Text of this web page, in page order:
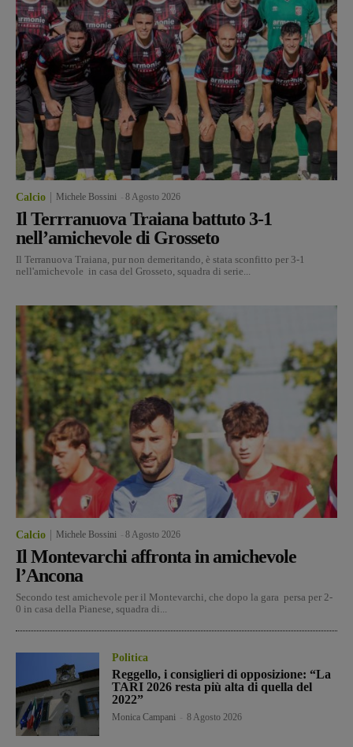
Calcio Michele Bossini 8 Agosto 2026
Il Terrranuova Traiana battuto 3-1
nell’amichevole di Grosseto
Il Terranuova Traiana, pur non demeritando, è stata sconfitto per 3-1
nell'amichevole in casa del Grosseto, squadra di serie...
Calcio Michele Bossini 8 Agosto 2026
Il Montevarchi affronta in amichevole
l’Ancona
Secondo test amichevole per il Montevarchi, che dopo la gara persa per 2-
0 in casa della Pianese, squadra di...
Politica
Reggello, i consiglieri di opposizione: “La
TARI 2026 resta più alta di quella del
2022”
Monica Campani 8 Agosto 2026